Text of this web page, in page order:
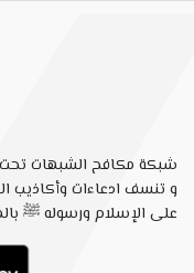
شبكة مكافح الشبهات تحت
و تنسف ادعاءات وأكاذيب
على الإسلام ورسوله ﷺ